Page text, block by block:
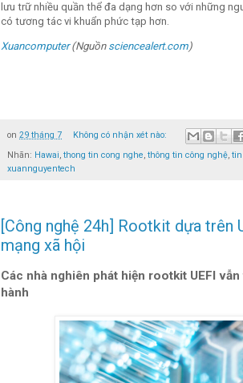
lưu trữ nhiều quần thể đa dạng hơn so với những
có tương tác vi khuẩn phức tạp hơn.
Xuancomputer (Nguồn sciencealert.com)
on 29 tháng 7
Không có nhận xét nào:
Nhãn: Hawai, thong tin cong nghe, thông tin công nghệ, tin
xuannguyentech
[Công nghệ 24h] Rootkit dựa trên
mạng xã hội
Các nhà nghiên phát hiện rootkit UEFI
hành